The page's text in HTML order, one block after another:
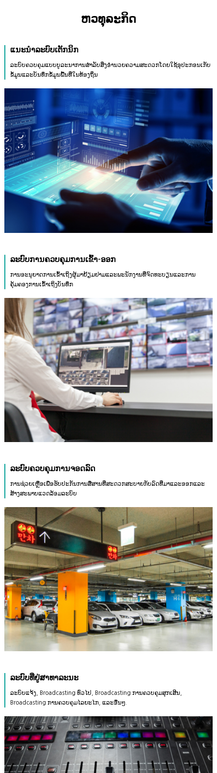
ຫວທຸລະກິດ
ແນະນໍາລະບົບເຕັກນິກ
ລະບົບຄວບຄຸມແບບບູລະນາການສໍາລັບສິ່ງອໍານວຍຄວາມສະດວກໂດຍໃຊ້ອຸປະກອນເກັບ
ຂໍ້ມູນແລະບັນທຶກຂໍ້ມູນພື້ນທີ່ໃນທ້ອງຖິ່ນ
ລະບົບການຄວບຄຸມການເຂົ້າ-ອອກ
ການອະນຸຍາດການເຂົ້າເຖິງຜູ້ມາຢ້ຽມຢາມແລະພະນັກງານທີ່ຈົດທະບຽນແລະການ
ຄຸ້ມຄອງການເຂົ້າເຖິງບັນທຶກ
ລະບົບຄວບຄຸມການຈອດລົດ
ການຊ່ວຍເຫຼືອເພື່ອຮັບປະກັນການສື່ສານທີ່ສະດວກສະບາຍກັບລົດທີ່ມາແລະອອກແລະ
ສ້າງສະພາບແວດລ້ອມລະບົບ
ລະບົບທີ່ຢູ່ສາທາລະນະ
ລະບົບແຈ້ງ, Broadcasting ທົ່ວໄປ, Broadcasting ການຄວບຄຸມສຸກເສີນ,
Broadcasting ການຄວບຄຸມໄລຍະໄກ, ແລະອື່ນໆ.